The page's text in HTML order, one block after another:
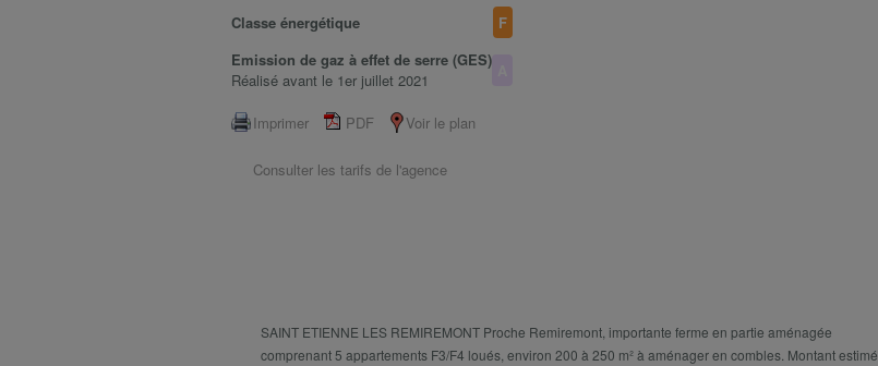
Classe énergétique
F
Emission de gaz à effet de serre (GES)
Réalisé avant le 1er juillet 2021
Imprimer PDF Voir le plan
Consulter les tarifs de l'agence
SAINT ETIENNE LES REMIREMONT Proche Remiremont, importante ferme en partie aménagée
comprenant 5 appartements F3/F4 loués, environ 200 à 250 m² à aménager en combles. Montant estimé